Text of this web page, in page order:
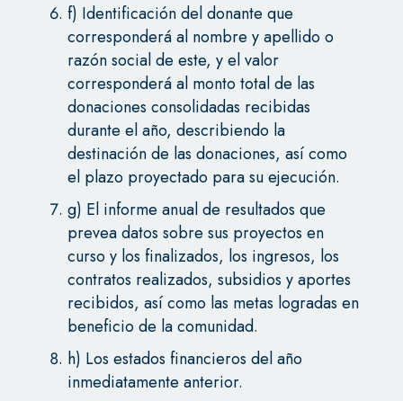
f) Identificación del donante que
corresponderá al nombre y apellido o
razón social de este, y el valor
corresponderá al monto total de las
donaciones consolidadas recibidas
durante el año, describiendo la
destinación de las donaciones, así como
el plazo proyectado para su ejecución.
g) El informe anual de resultados que
prevea datos sobre sus proyectos en
curso y los finalizados, los ingresos, los
contratos realizados, subsidios y aportes
recibidos, así como las metas logradas en
beneficio de la comunidad.
h) Los estados financieros del año
inmediatamente anterior.